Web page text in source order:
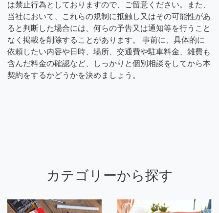
は禁止行為としておりますので、ご留意ください。また、
当社において、これらの規制に抵触し又はその可能性があ
ると判断した場合には、何らの予告又は通知等を行うこと
なく掲載を削除することがあります。 事前に、具体的に
依頼したい内容や日時、場所、交通費や駐車料金、雑費も
含んだ料金の確認など、しっかりと個別相談をしてから本
契約をするかどうかを決めましょう。
カテゴリーから探す